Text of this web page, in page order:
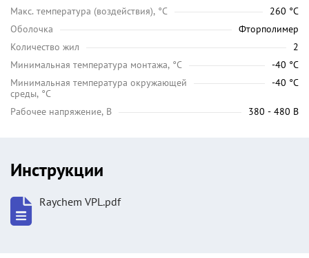
Макс. температура (воздействия), °C
260 °C
Оболочка
Фторполимер
Количество жил
2
Минимальная температура монтажа, °C
-40 °C
Минимальная температура окружающей
среды, °C
-40 °C
Рабочее напряжение, В 380 - 480 В
Инструкции
Raychem VPL.pdf